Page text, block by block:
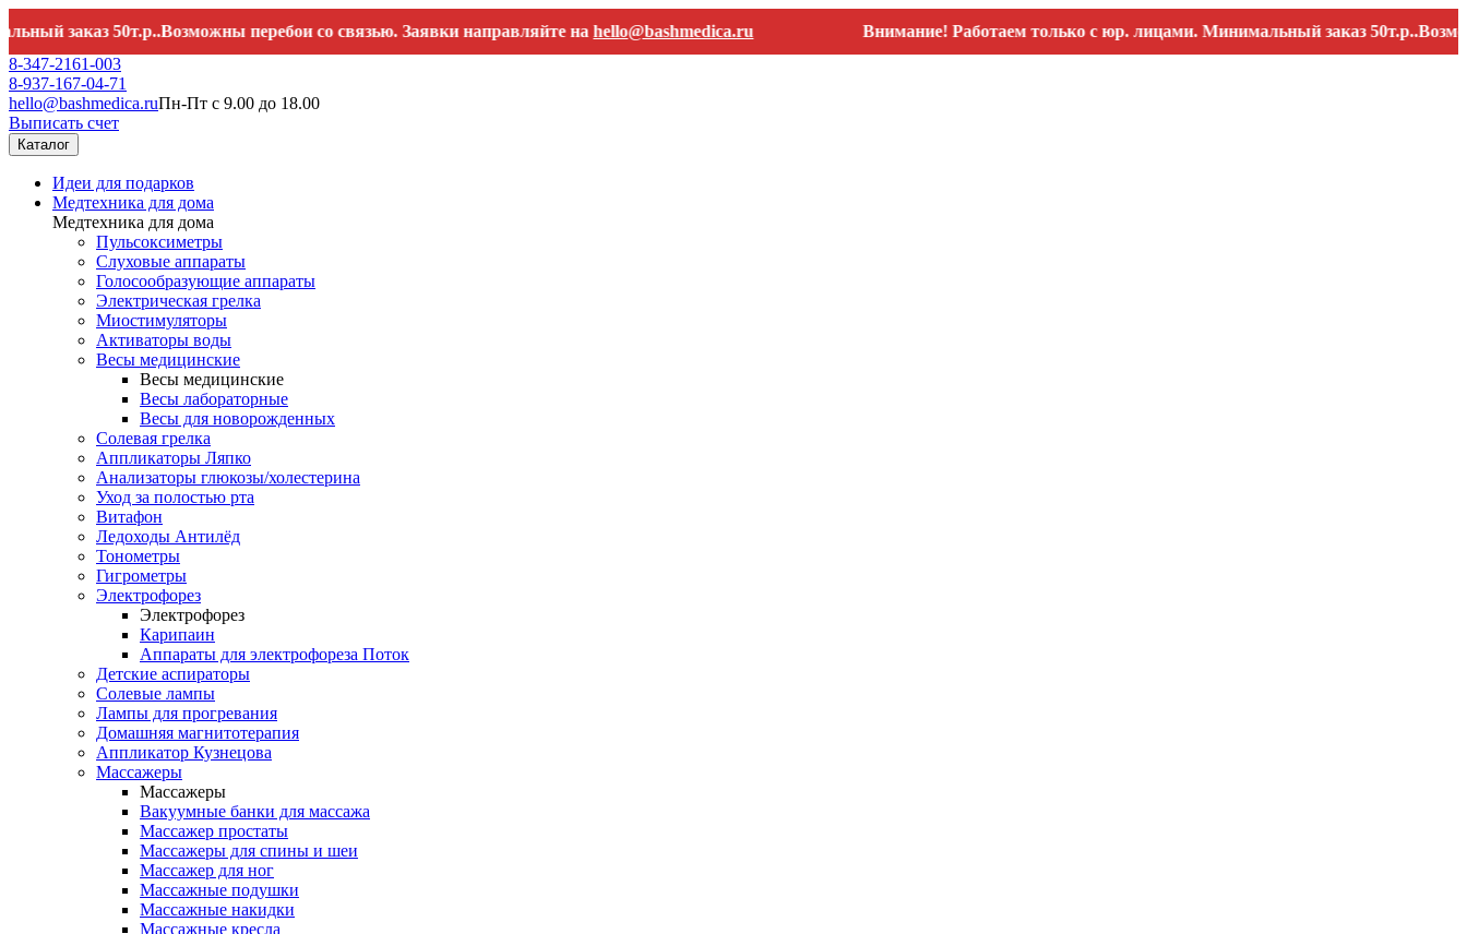
50т.р..Возможны перебои со связью. Заявки направляйте наhello@bashmedica.ru
Внимание! Работаем только с юр. лицами. Минимальный заказ 50т.р..Возможны
8-347-2161-003
8-937-167-04-71
hello@bashmedica.ruПн-Пт с 9.00 до 18.00
Выписать счет
Каталог
Идеи для подарков
Медтехника для дома
Медтехника для дома
Пульсоксиметры
Слуховые аппараты
Голосообразующие аппараты
Электрическая грелка
Миостимуляторы
Активаторы воды
Весы медицинские
Весы медицинские
Весы лабораторные
Весы для новорожденных
Солевая грелка
Аппликаторы Ляпко
Анализаторы глюкозы/холестерина
Уход за полостью рта
Витафон
Ледоходы Антилёд
Тонометры
Гигрометры
Электрофорез
Электрофорез
Карипаин
Аппараты для электрофореза Поток
Детские аспираторы
Солевые лампы
Лампы для прогревания
Домашняя магнитотерапия
Аппликатор Кузнецова
Массажеры
Массажеры
Вакуумные банки для массажа
Массажер простаты
Массажеры для спины и шеи
Массажер для ног
Массажные подушки
Массажные накидки
Массажные кресла